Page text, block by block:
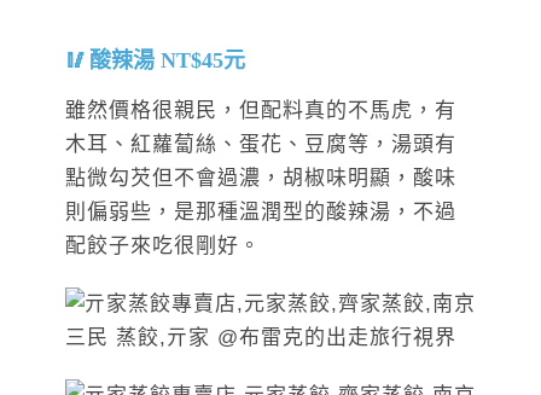
酸辣湯 NT$45元
雖然價格很親民，但配料真的不馬虎，有
木耳、紅蘿蔔絲、蛋花、豆腐等，湯頭有
點微勾芡但不會過濃，胡椒味明顯，酸味
則偏弱些，是那種溫潤型的酸辣湯，不過
配餃子來吃很剛好。